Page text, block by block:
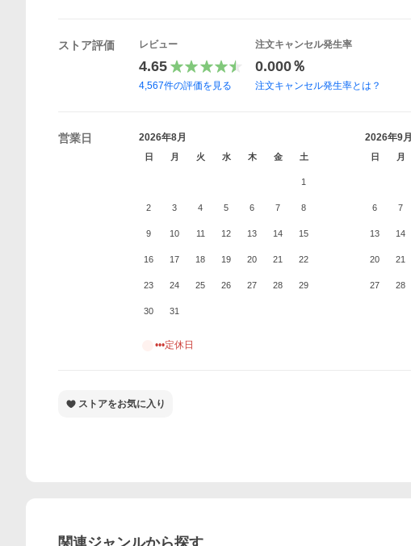
ストア評価 レビュー
4.65
4,567件の評価を見る
注文キャンセル発生率
0.000％
注文キャンセル発生率とは？
営業日 2026年8月
日 月 火 水 木 金 土
1
2 3 4 5 6 7 8
9 10 11 12 13 14 15
16 17 18 19 20 21 22
23 24 25 26 27 28 29
30 31
2026年9月
日 月
6 7
13 14
20 21
27 28
•••定休日
ストアをお気に入り
関連ジャンルから探す